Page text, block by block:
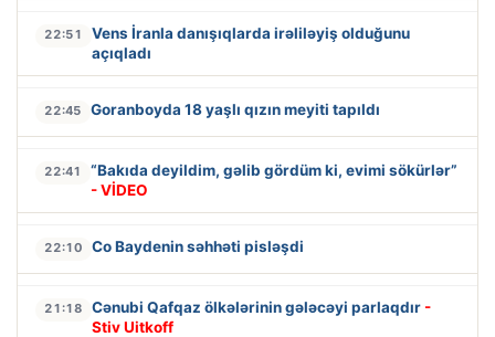
22:51
Vens İranla danışıqlarda irəliləyiş olduğunu
açıqladı
22:45 Goranboyda 18 yaşlı qızın meyiti tapıldı
22:41
“Bakıda deyildim, gəlib gördüm ki, evimi sökürlər”
- VİDEO
22:10 Co Baydenin səhhəti pisləşdi
21:18 Cənubi Qafqaz ölkələrinin gələcəyi parlaqdır -
Stiv Uitkoff